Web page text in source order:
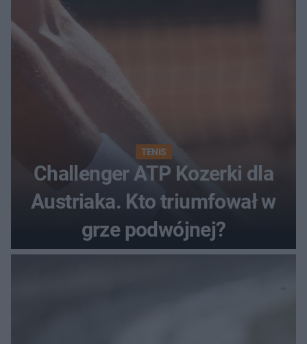
TENIS
Challenger ATP Kozerki dla
Austriaka. Kto triumfował w
grze podwójnej?